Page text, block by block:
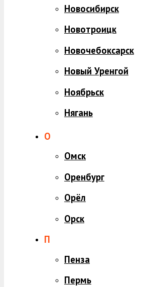
Новосибирск
Новотроицк
Новочебоксарск
Новый Уренгой
Ноябрьск
Нягань
О
Омск
Оренбург
Орёл
Орск
П
Пенза
Пермь